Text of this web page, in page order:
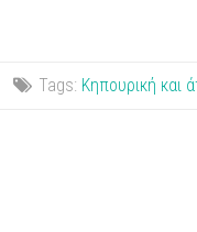
Tags: Κηπουρική και